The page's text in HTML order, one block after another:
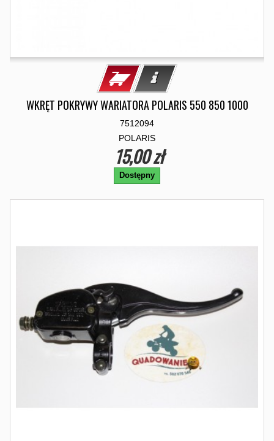
WKRĘT POKRYWY WARIATORA POLARIS 550 850 1000
7512094
POLARIS
15,00 zł
Dostępny